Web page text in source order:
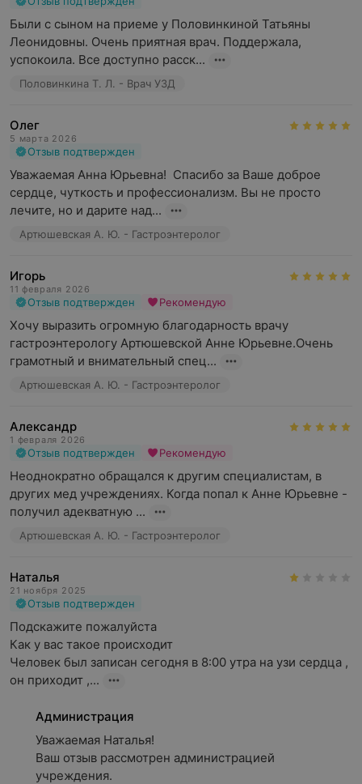
Были с сыном на приеме у Половинкиной Татьяны
Леонидовны. Очень приятная врач. Поддержала,
успокоила. Все доступно расск...
Половинкина Т. Л. - Врач УЗД
Олег
5 марта 2026
Отзыв подтвержден
Уважаемая Анна Юрьевна!  Спасибо за Ваше доброе
сердце, чуткость и профессионализм. Вы не просто
лечите, но и дарите над...
Артюшевская А. Ю. - Гастроэнтеролог
Игорь
11 февраля 2026
Отзыв подтвержден Рекомендую
Хочу выразить огромную благодарность врачу
гастроэнтерологу Артюшевской Анне Юрьевне.Очень
грамотный и внимательный спец...
Артюшевская А. Ю. - Гастроэнтеролог
Александр
1 февраля 2026
Отзыв подтвержден Рекомендую
Неоднократно обращался к другим специалистам, в
других мед учреждениях. Когда попал к Анне Юрьевне -
получил адекватную ...
Артюшевская А. Ю. - Гастроэнтеролог
Наталья
21 ноября 2025
Отзыв подтвержден
Подскажите пожалуйста
Как у вас такое происходит
Человек был записан сегодня в 8:00 утра на узи сердца ,
он приходит ,...
Администрация
Уважаемая Наталья!
Ваш отзыв рассмотрен администрацией
учреждения.